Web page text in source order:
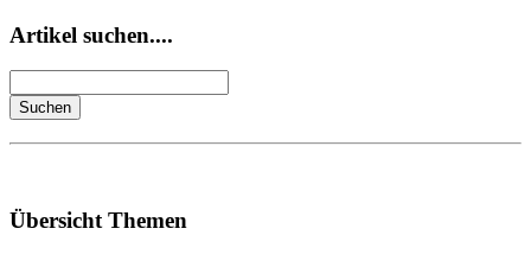
Artikel suchen....
Übersicht Themen